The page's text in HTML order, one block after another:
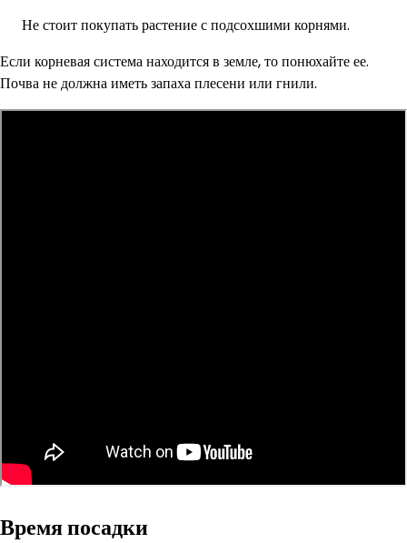
Не стоит покупать растение с подсохшими корнями.
Если корневая система находится в земле, то понюхайте ее.
Почва не должна иметь запаха плесени или гнили.
Время посадки